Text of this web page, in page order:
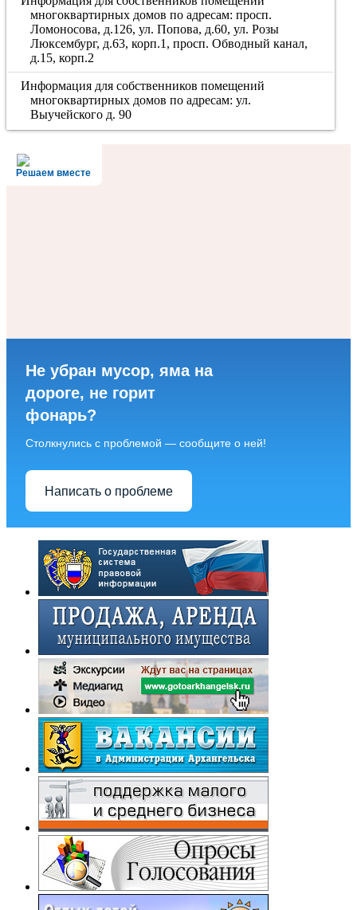
многоквартирных домов по адресам: просп.
Ломоносова, д.126, ул. Попова, д.60, ул. Розы
Люксембург, д.63, корп.1, просп. Обводный канал,
д.15, корп.2
Информация для собственников помещений
многоквартирных домов по адресам: ул.
Выучейского д. 90
Решаем вместе
Не убран мусор, яма на
дороге, не горит
фонарь?
Столкнулись с проблемой — сообщите о ней!
Написать о проблеме